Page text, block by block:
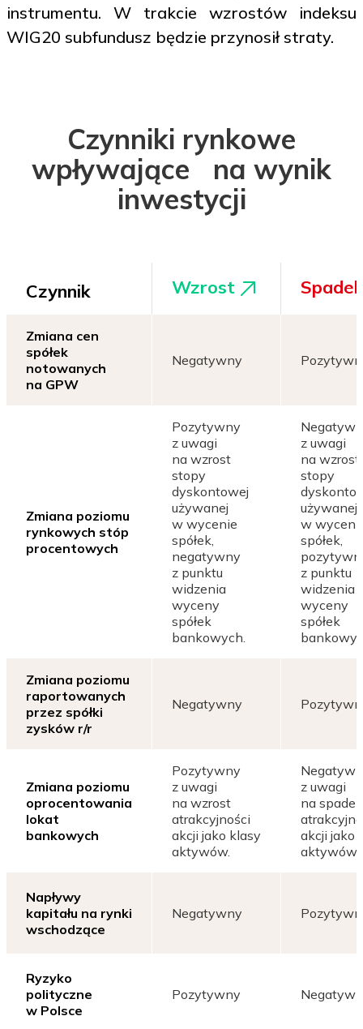
instrumentu. W trakcie wzrostów indeksu
WIG20 subfundusz będzie przynosił straty.
Czynniki rynkowe
wpływające na wynik
inwestycji
Czynnik Wzrost Spadek
Zmiana cen
spółek
notowanych
na GPW
Negatywny
Zmiana poziomu
rynkowych stóp
procentowych
Pozytywny
z uwagi
na wzrost
stopy
dyskontowej
używanej
w wycenie
spółek,
negatywny
z punktu
widzenia
wyceny
spółek
bankowych.
z uwagi
na wzrost
stopy
używanej
w
spółek,
z punktu
widzenia
wyceny
spółek
Zmiana poziomu
raportowanych
przez spółki
zysków r/r
Negatywny
Zmiana poziomu
oprocentowania
lokat
bankowych
Pozytywny
z uwagi
na wzrost
atrakcyjności
akcji jako klasy
aktywów.
z uwagi
na spadek
akcji jako
aktywów.
Napływy
kapitału na rynki
wschodzące
Negatywny
Ryzyko
polityczne
w Polsce
Pozytywny